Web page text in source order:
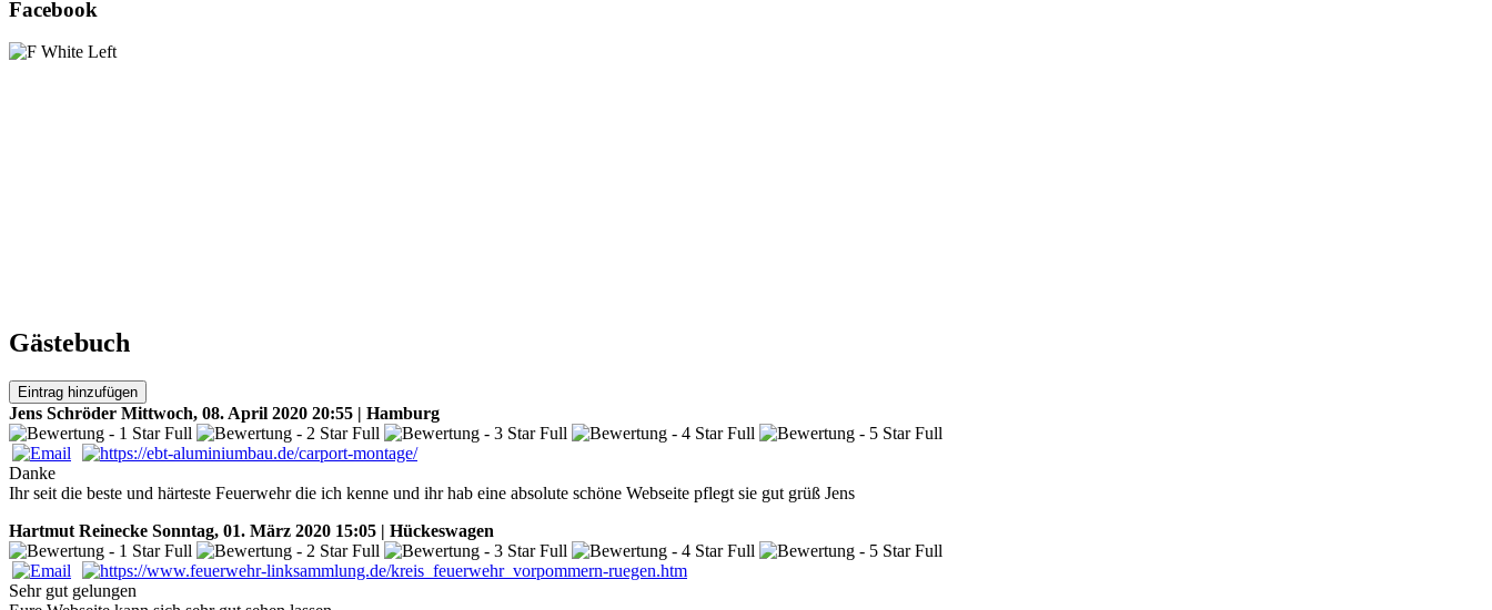
Facebook
Gästebuch
Eintrag hinzufügen
Jens Schröder Mittwoch, 08. April 2020 20:55 | Hamburg
Danke
Ihr seit die beste und härteste Feuerwehr die ich kenne und ihr hab eine absolute schöne Webseite pflegt sie gut grüß Jens
Hartmut Reinecke Sonntag, 01. März 2020 15:05 | Hückeswagen
Sehr gut gelungen